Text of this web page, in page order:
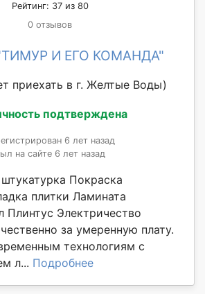
Рейтинг: 37 из 80
0 отзывов
И ЕГО КОМАНДА"
приехать в г. Желтые Воды)
подтверждена
6 лет назад
на сайте 6 лет назад
Покраска
плитки Ламината
Плинтус Электричество
за умеренную плату.
технологиям с
л... Подробнее